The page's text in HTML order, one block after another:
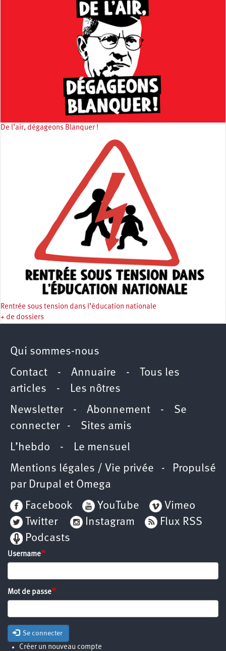
De l’air, dégageons Blanquer !
Rentrée sous tension dans l’éducation nationale
+ de dossiers
Qui sommes-nous
Contact - Annuaire -
Tous les
articles - Les nôtres
Newsletter- Abonnement - Se
connecter- Sites amis
L’hebdo - Le mensuel
Mentions légales / Vie privée - Propulsé
par Drupal et Omega
Facebook
YouTube
Vimeo
Twitter
Instagram
Flux RSS
Podcasts
Username
Mot de passe
Se connecter
Créer un nouveau compte